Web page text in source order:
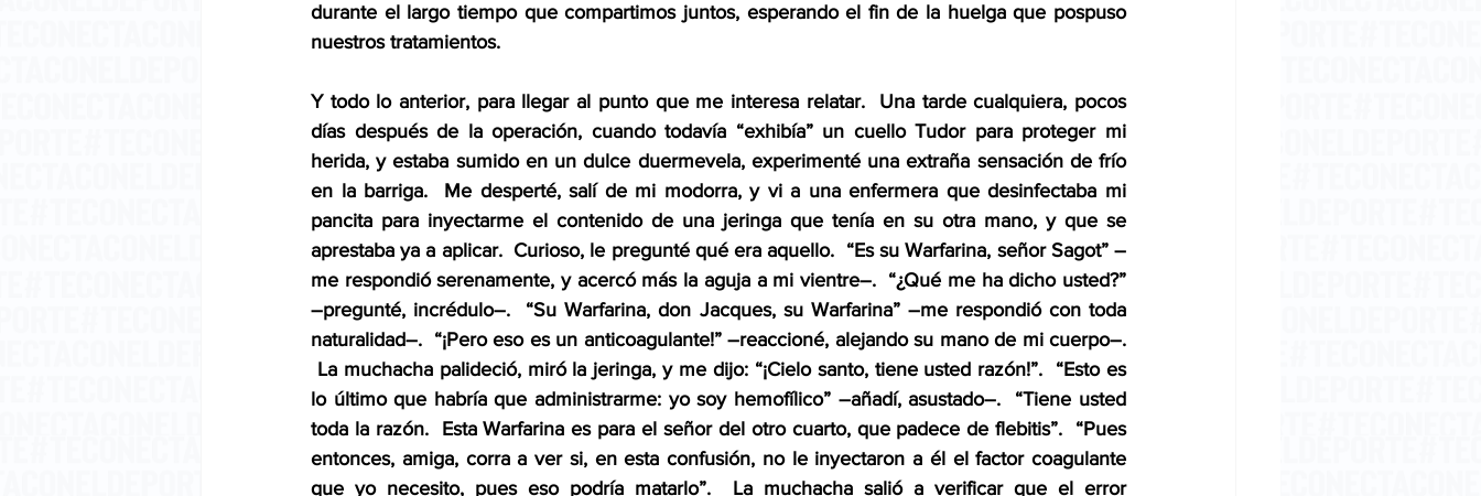
durante el largo tiempo que compartimos juntos, esperando el fin de la huelga que pospuso
nuestros tratamientos.
Y todo lo anterior, para llegar al punto que me interesa relatar.  Una tarde cualquiera, pocos
días después de la operación, cuando todavía “exhibía” un cuello Tudor para proteger mi
herida, y estaba sumido en un dulce duermevela, experimenté una extraña sensación de frío
en la barriga.  Me desperté, salí de mi modorra, y vi a una enfermera que desinfectaba mi
pancita para inyectarme el contenido de una jeringa que tenía en su otra mano, y que se
aprestaba ya a aplicar.  Curioso, le pregunté qué era aquello.  “Es su Warfarina, señor Sagot” –
me respondió serenamente, y acercó más la aguja a mi vientre–.  “¿Qué me ha dicho usted?”
–pregunté, incrédulo–.  “Su Warfarina, don Jacques, su Warfarina” –me respondió con toda
naturalidad–.  “¡Pero eso es un anticoagulante!” –reaccioné, alejando su mano de mi cuerpo–.
La muchacha palideció, miró la jeringa, y me dijo: “¡Cielo santo, tiene usted razón!”.  “Esto es
lo último que habría que administrarme: yo soy hemofílico” –añadí, asustado–.  “Tiene usted
toda la razón.  Esta Warfarina es para el señor del otro cuarto, que padece de flebitis”.  “Pues
entonces, amiga, corra a ver si, en esta confusión, no le inyectaron a él el factor coagulante
que yo necesito, pues eso podría matarlo”.  La muchacha salió a verificar que el error